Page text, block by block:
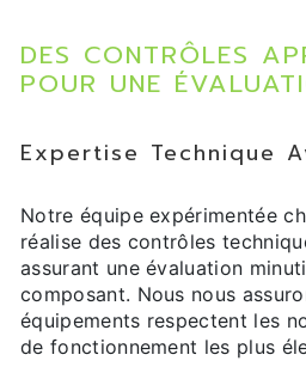
DES CONTRÔLES
POUR UNE
Expertise Technique
Notre équipe expérimentée
réalise des contrôles
assurant une évaluation
composant. Nous nous
équipements respectent les
de fonctionnement les plus